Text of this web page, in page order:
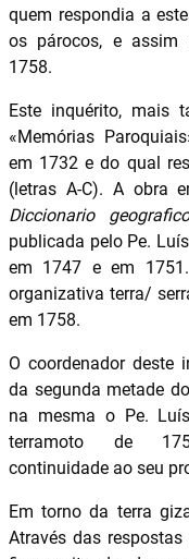
quem respondia a
os párocos, e assim
1758.
Este inquérito, mais
«Memórias
em 1732 e do qual
(letras A-C). A obra
Diccionario
publicada pelo Pe.
em 1747 e em
organizativa terra/
em 1758.
O coordenador deste
da segunda metade
na mesma o Pe.
terramoto de
continuidade ao seu
Em torno da terra
Através das